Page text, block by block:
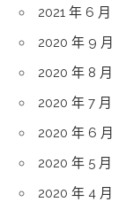
2021 年 6 月
2020 年 9 月
2020 年 8 月
2020 年 7 月
2020 年 6 月
2020 年 5 月
2020 年 4 月